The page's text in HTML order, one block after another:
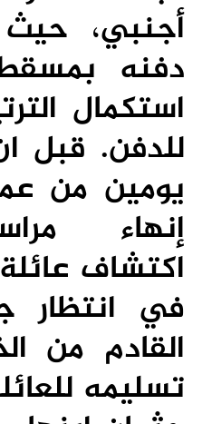
أجنبي،
دفنه
استكمال
للدفن. قبل
يومين من
إنهاء
اكتشاف
في انتظار
القادم من
تسليمه